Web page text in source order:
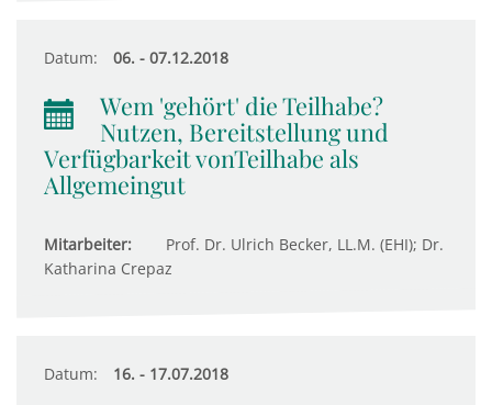
Datum: 06. - 07.12.2018
Wem 'gehört' die Teilhabe?
Nutzen, Bereitstellung und
Verfügbarkeit vonTeilhabe als
Allgemeingut
Mitarbeiter:
Prof. Dr. Ulrich Becker, LL.M. (EHI); Dr.
Katharina Crepaz
Datum: 16. - 17.07.2018